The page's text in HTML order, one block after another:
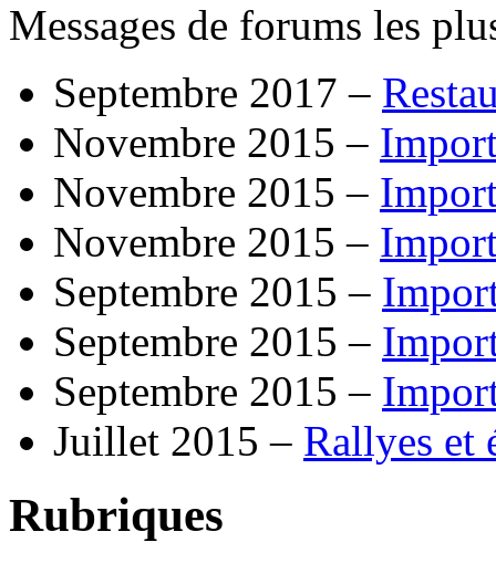
Messages de forums les
Septembre 2017 –
Novembre 2015 –
Novembre 2015 –
Novembre 2015 –
Septembre 2015 –
Septembre 2015 –
Septembre 2015 –
Juillet 2015 – Rallyes et
Rubriques